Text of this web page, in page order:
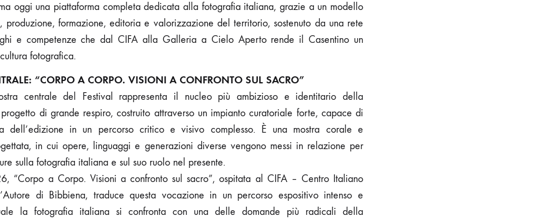
oggi una piattaforma completa dedicata alla fotografia italiana, grazie a un modello
produzione, formazione, editoria e valorizzazione del territorio, sostenuto da una rete
e competenze che dal CIFA alla Galleria a Cielo Aperto rende il Casentino un
fotografica.
“CORPO A CORPO. VISIONI A CONFRONTO SUL SACRO”
centrale del Festival rappresenta il nucleo più ambizioso e identitario della
progetto di grande respiro, costruito attraverso un impianto curatoriale forte, capace di
dell’edizione in un percorso critico e visivo complesso. È una mostra corale e
in cui opere, linguaggi e generazioni diverse vengono messi in relazione per
sulla fotografia italiana e sul suo ruolo nel presente.
“Corpo a Corpo. Visioni a confronto sul sacro”, ospitata al CIFA – Centro Italiano
di Bibbiena, traduce questa vocazione in un percorso espositivo intenso e
la fotografia italiana si confronta con una delle domande più radicali della